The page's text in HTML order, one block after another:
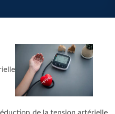
de la tension artérielle